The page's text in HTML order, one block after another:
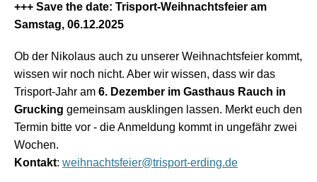
+++ Save the date: Trisport-Weihnachtsfeier am
Samstag, 06.12.2025
Ob der Nikolaus auch zu unserer Weihnachtsfeier kommt,
wissen wir noch nicht. Aber wir wissen, dass wir das
Trisport-Jahr am 6. Dezember im Gasthaus Rauch in
Grucking gemeinsam ausklingen lassen. Merkt euch den
Termin bitte vor - die Anmeldung kommt in ungefähr zwei
Wochen.
Kontakt: weihnachtsfeier@trisport-erding.de